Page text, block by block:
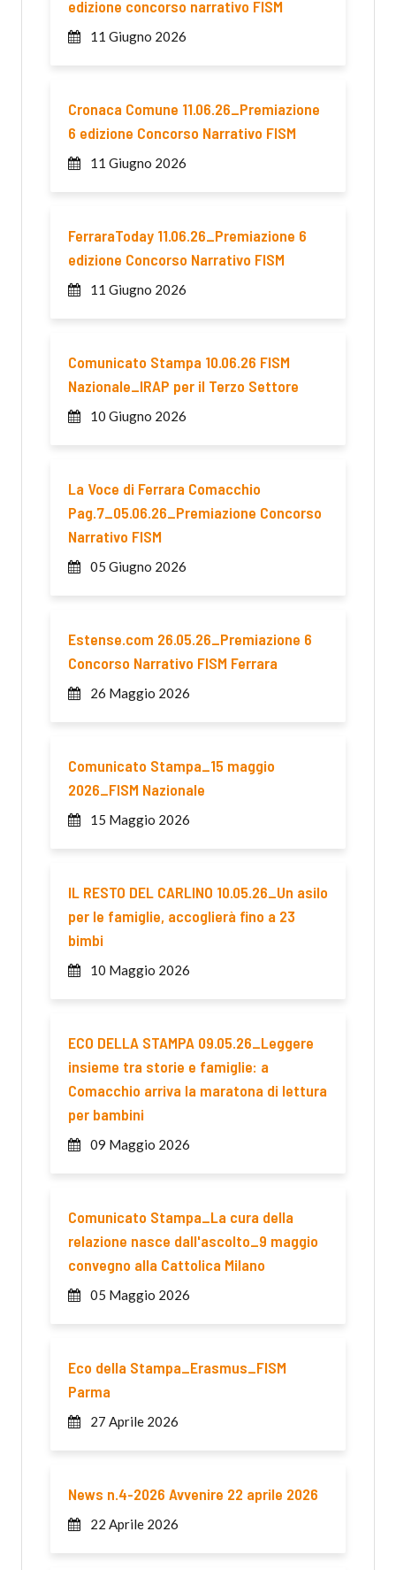
edizione concorso narrativo FISM
11 Giugno 2026
Cronaca Comune 11.06.26_Premiazione
6 edizione Concorso Narrativo FISM
11 Giugno 2026
FerraraToday 11.06.26_Premiazione 6
edizione Concorso Narrativo FISM
11 Giugno 2026
Comunicato Stampa 10.06.26 FISM
Nazionale_IRAP per il Terzo Settore
10 Giugno 2026
La Voce di Ferrara Comacchio
Pag.7_05.06.26_Premiazione Concorso
Narrativo FISM
05 Giugno 2026
Estense.com 26.05.26_Premiazione 6
Concorso Narrativo FISM Ferrara
26 Maggio 2026
Comunicato Stampa_15 maggio
2026_FISM Nazionale
15 Maggio 2026
IL RESTO DEL CARLINO 10.05.26_Un asilo
per le famiglie, accoglierà fino a 23
bimbi
10 Maggio 2026
ECO DELLA STAMPA 09.05.26_Leggere
insieme tra storie e famiglie: a
Comacchio arriva la maratona di lettura
per bambini
09 Maggio 2026
Comunicato Stampa_La cura della
relazione nasce dall'ascolto_9 maggio
convegno alla Cattolica Milano
05 Maggio 2026
Eco della Stampa_Erasmus_FISM
Parma
27 Aprile 2026
News n.4-2026 Avvenire 22 aprile 2026
22 Aprile 2026